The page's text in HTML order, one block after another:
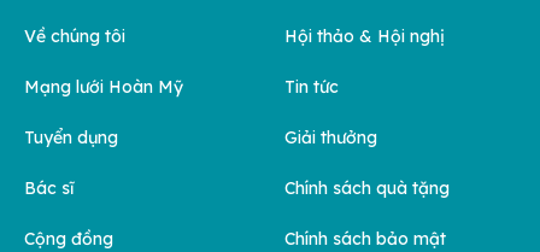
Về chúng tôi
Mạng lưới Hoàn Mỹ
Tuyển dụng
Bác sĩ
Cộng đồng
Hội thảo & Hội nghị
Tin tức
Giải thưởng
Chính sách quà tặng
Chính sách bảo mật